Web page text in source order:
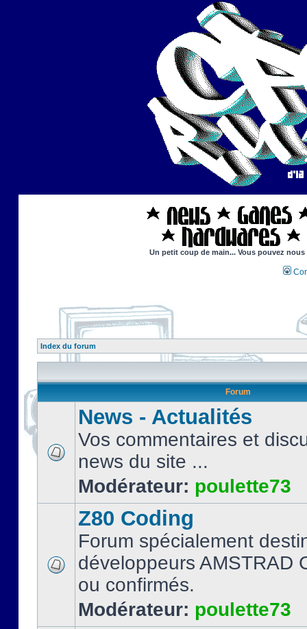
Un petit coup de main... Vous pouvez
Index du forum
Forum
News - Actualités
Vos commentaires et
news du site ...
Modérateur: poulette73
Z80 Coding
Forum spécialement
développeurs AMSTRAD
ou confirmés.
Modérateur: poulette73